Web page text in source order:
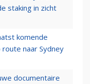
staking in zicht
komende
naar Sydney
documentaire